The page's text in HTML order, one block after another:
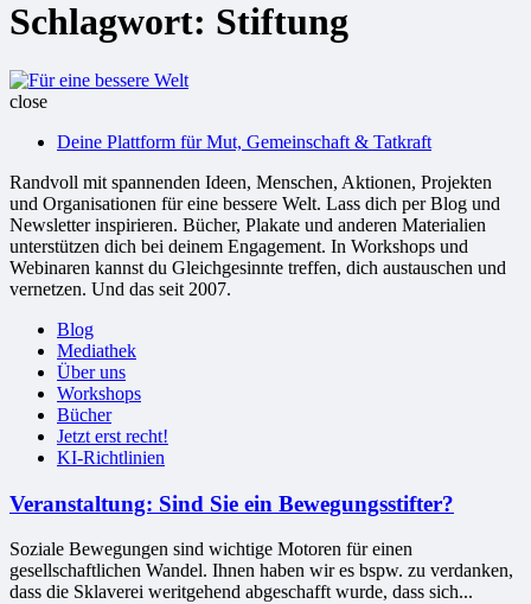
Schlagwort: Stiftung
Für
Welt
close
Deine Plattform für Mut, Gemeinschaft & Tatkraft
Randvoll mit spannenden Ideen, Menschen, Aktionen, Projekten
und Organisationen für eine bessere Welt. Lass dich per Blog und
Newsletter inspirieren. Bücher, Plakate und anderen Materialien
unterstützen dich bei deinem Engagement. In Workshops und
Webinaren kannst du Gleichgesinnte treffen, dich austauschen und
vernetzen. Und das seit 2007.
Blog
Mediathek
Über uns
Workshops
Bücher
Jetzt erst recht!
KI-Richtlinien
Veranstaltung: Sind Sie ein Bewegungsstifter?
Soziale Bewegungen sind wichtige Motoren für einen
gesellschaftlichen Wandel. Ihnen haben wir es bspw. zu verdanken,
dass die Sklaverei weritgehend abgeschafft wurde, dass sich...